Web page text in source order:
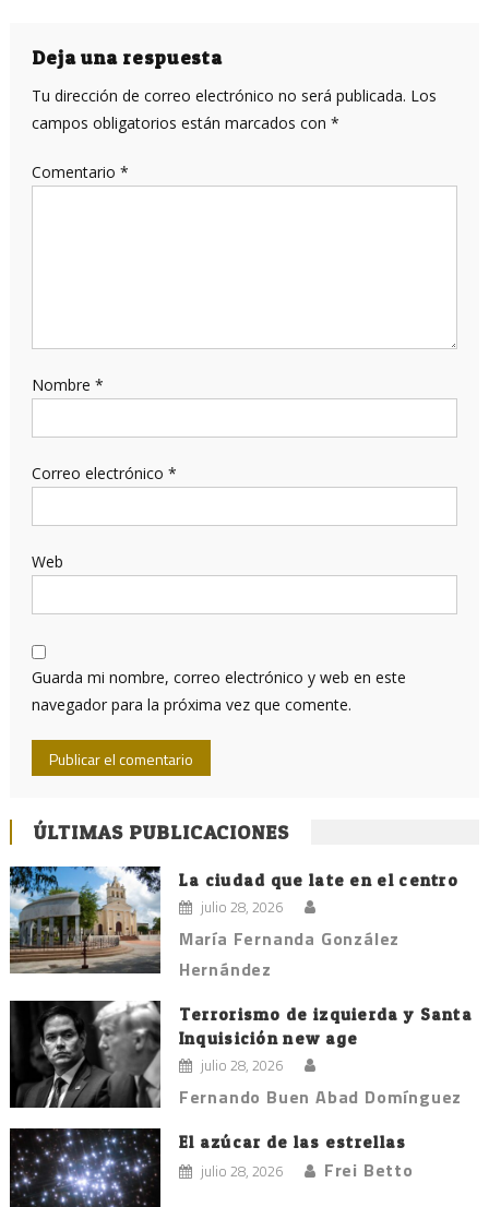
Deja una respuesta
Tu dirección de correo electrónico no será publicada. Los
campos obligatorios están marcados con *
Comentario *
Nombre *
Correo electrónico *
Web
Guarda mi nombre, correo electrónico y web en este
navegador para la próxima vez que comente.
ÚLTIMAS PUBLICACIONES
La ciudad que late en el centro
julio 28, 2026
María Fernanda González
Hernández
Terrorismo de izquierda y Santa
Inquisición new age
julio 28, 2026
Fernando Buen Abad Domínguez
El azúcar de las estrellas
julio 28, 2026 Frei Betto